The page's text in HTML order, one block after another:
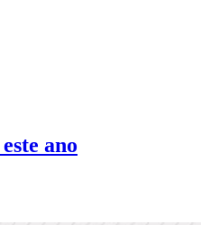
ano